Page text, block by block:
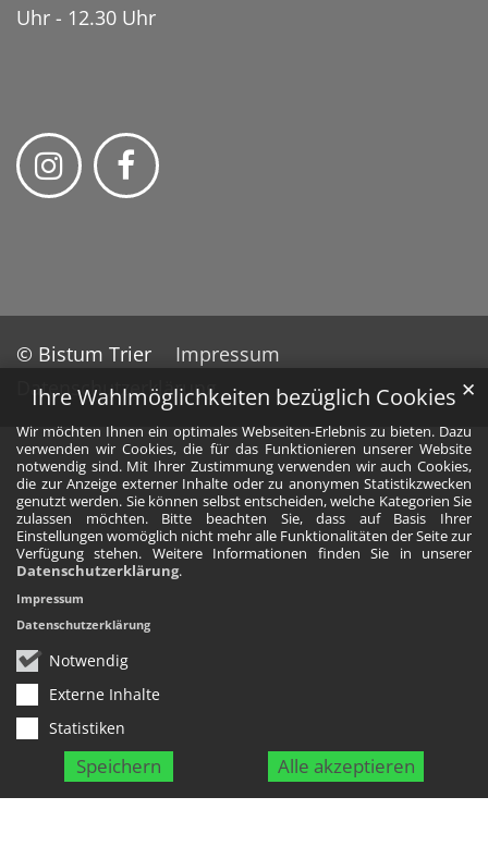
Ihre Wahlmöglichkeiten bezüglich Cookies
Wir möchten Ihnen ein optimales Webseiten-Erlebnis zu bieten. Dazu
verwenden wir Cookies, die für das Funktionieren unserer Website
notwendig sind. Mit Ihrer Zustimmung verwenden wir auch Cookies,
die zur Anzeige externer Inhalte oder zu anonymen Statistikzwecken
genutzt werden. Sie können selbst entscheiden, welche Kategorien Sie
zulassen möchten. Bitte beachten Sie, dass auf Basis Ihrer
Einstellungen womöglich nicht mehr alle Funktionalitäten der Seite zur
Verfügung stehen. Weitere Informationen finden Sie in unserer
Datenschutzerklärung.
Notwendig
Externe Inhalte
Statistiken
Speichern Alle akzeptieren
✕
Impressum
Datenschutzerklärung
Uhr - 12.30 Uhr
© Bistum Trier
Impressum
Datenschutzerklärung